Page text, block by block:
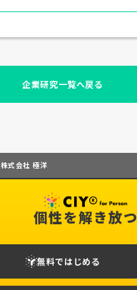
企業研究一覧へ戻る
株式会社 極洋
個性を解き放つ
無料ではじめる